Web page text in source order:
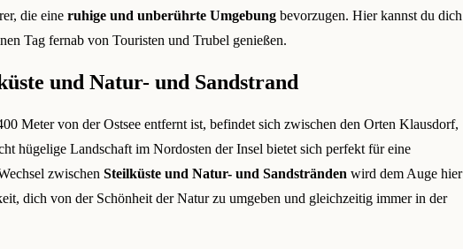
die eine ruhige und unberührte Umgebung bevorzugen. Hier kannst du dich
Tag fernab von Touristen und Trubel genießen.
und Natur- und Sandstrand
Meter von der Ostsee entfernt ist, befindet sich zwischen den Orten Klausdorf,
hügelige Landschaft im Nordosten der Insel bietet sich perfekt für eine
zwischen Steilküste und Natur- und Sandstränden wird dem Auge hier
dich von der Schönheit der Natur zu umgeben und gleichzeitig immer in der